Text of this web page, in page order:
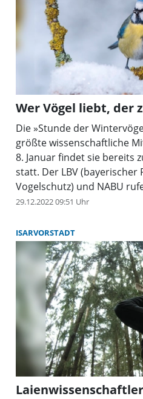
Wer Vögel liebt, der
Die »Stunde der
größte wissenschaftliche
8. Januar findet sie bereits
statt. Der LBV
Vogelschutz) und NABU
Naturfreunde auf, eine
Park zu zählen und zu
Aktion stehen vertraute
Vogelarten wie Meisen,
Spatzen. Die Aktion findet
Siedlungsraum statt: Dazu
Fenster oder Stadtpark.
Qualifikation außer dem
ist für die Teilnahme nicht
kann man hierbei auch die
Ausdrucken oder Online-
bestimmen nutzen. Die
allesamt unter www.lbv.de
29.12.2022 09:51 Uhr
ISARVORSTADT